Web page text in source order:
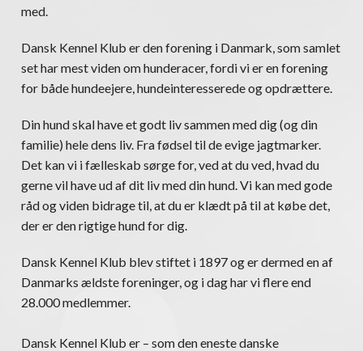
med.
Dansk Kennel Klub er den forening i Danmark, som samlet
set har mest viden om hunderacer, fordi vi er en forening
for både hundeejere, hundeinteresserede og opdrættere.
Din hund skal have et godt liv sammen med dig (og din
familie) hele dens liv. Fra fødsel til de evige jagtmarker.
Det kan vi i fælleskab sørge for, ved at du ved, hvad du
gerne vil have ud af dit liv med din hund. Vi kan med gode
råd og viden bidrage til, at du er klædt på til at købe det,
der er den rigtige hund for dig.
Dansk Kennel Klub blev stiftet i 1897 og er dermed en af
Danmarks ældste foreninger, og i dag har vi flere end
28.000 medlemmer.
Dansk Kennel Klub er – som den eneste danske